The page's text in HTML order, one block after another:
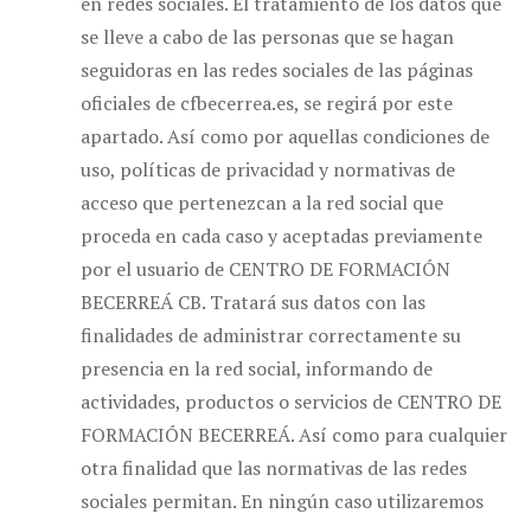
se lleve a cabo de las personas que se hagan
seguidoras en las redes sociales de las páginas
oficiales de cfbecerrea.es, se regirá por este
apartado. Así como por aquellas condiciones de
uso, políticas de privacidad y normativas de
acceso que pertenezcan a la red social que
proceda en cada caso y aceptadas previamente
por el usuario de CENTRO DE FORMACIÓN
BECERREÁ CB. Tratará sus datos con las
finalidades de administrar correctamente su
presencia en la red social, informando de
actividades, productos o servicios de CENTRO DE
FORMACIÓN BECERREÁ. Así como para cualquier
otra finalidad que las normativas de las redes
sociales permitan. En ningún caso utilizaremos